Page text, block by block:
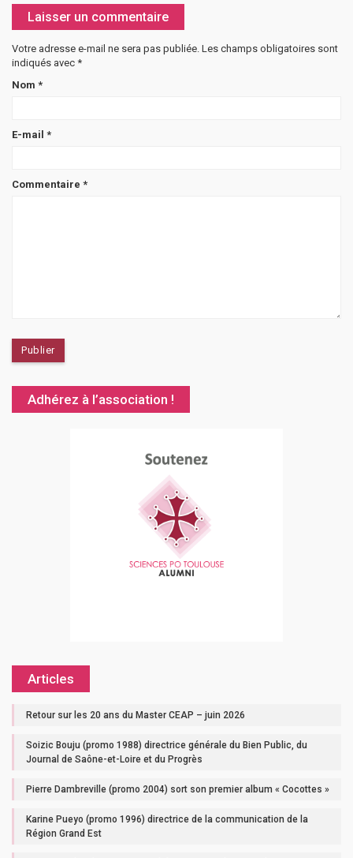
Laisser un commentaire
Votre adresse e-mail ne sera pas publiée. Les champs obligatoires sont
indiqués avec *
Nom *
E-mail *
Commentaire *
Adhérez à l’association !
Articles
Retour sur les 20 ans du Master CEAP – juin 2026
Soizic Bouju (promo 1988) directrice générale du Bien Public, du
Journal de Saône-et-Loire et du Progrès
Pierre Dambreville (promo 2004) sort son premier album « Cocottes »
Karine Pueyo (promo 1996) directrice de la communication de la
Région Grand Est